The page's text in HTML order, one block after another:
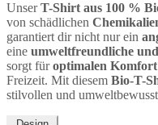
UnserT-Shirt aus 100 %
von schädlichen
garantiert dir nicht nur ein
eine umweltfreundliche
sorgt füroptimalen Komfort
Freizeit. Mit diesem Bio-T-
stilvollen und